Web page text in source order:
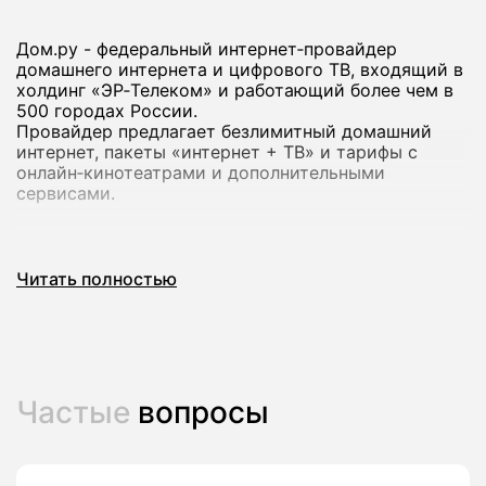
Дом.ру - федеральный интернет‑провайдер
домашнего интернета и цифрового ТВ, входящий в
холдинг «ЭР‑Телеком» и работающий более чем в
500 городах России.
Провайдер предлагает безлимитный домашний
интернет, пакеты «интернет + ТВ» и тарифы с
онлайн‑кинотеатрами и дополнительными
сервисами.
проверим возможность подключения по адресу,
Читать полностью
Частые вопросы